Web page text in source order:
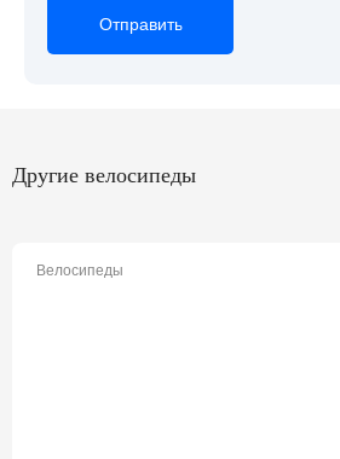
Отправить
Отправить
Отправить
Другие велосипеды
Велосипеды